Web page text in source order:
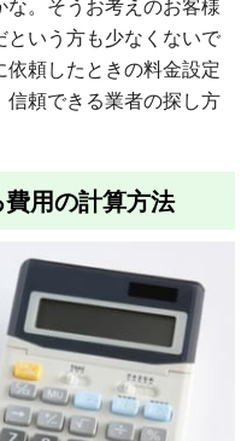
いう方も少なくないで
頼したときの料金設定
頼できる業者の探し方
用の計算方法